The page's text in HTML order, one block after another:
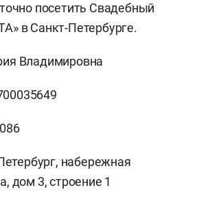
посетить Свадебный
в Санкт-Петербурге.
Владимировна
набережная
дом 3, строение 1